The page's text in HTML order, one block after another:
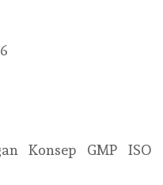
Konsep GMP ISO